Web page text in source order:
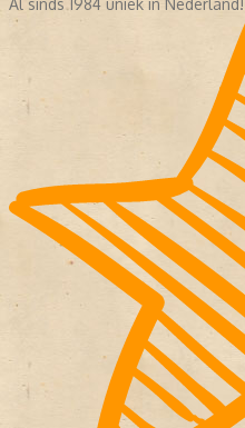
Al sinds 1984 uniek in Nederland!